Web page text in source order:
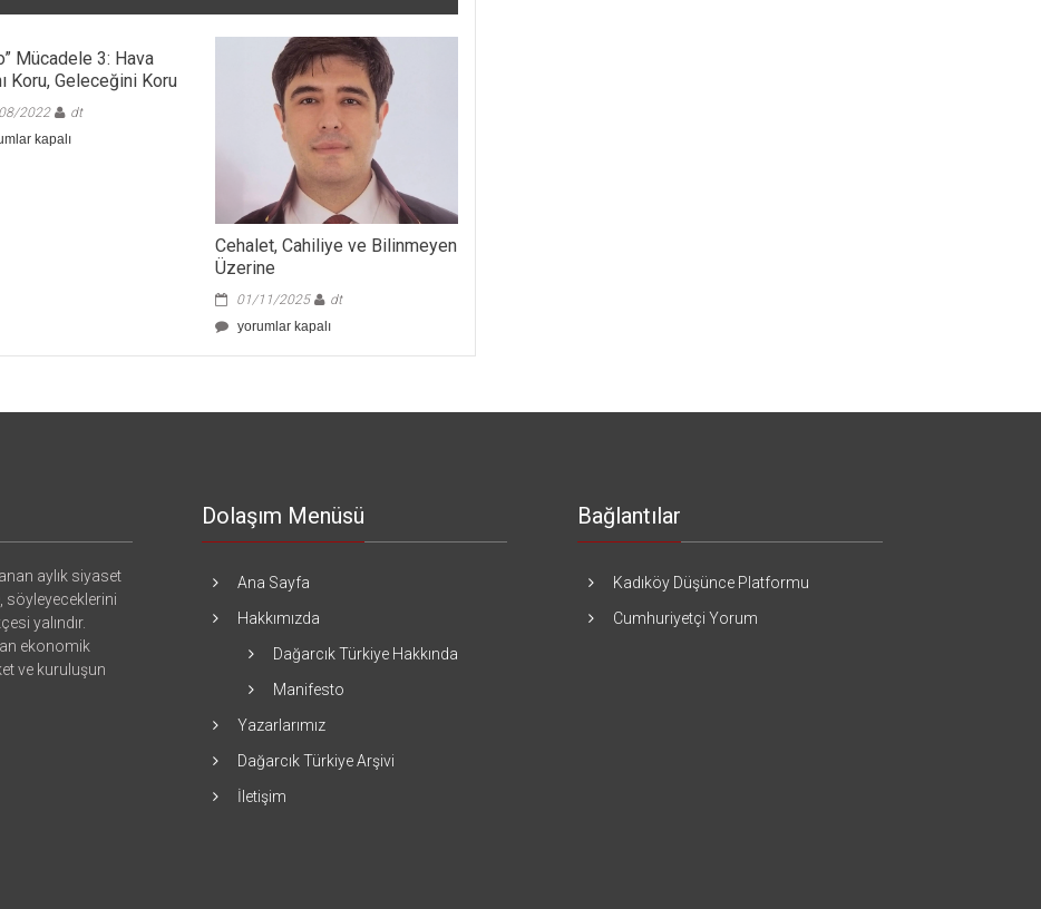
Mücadele 3: Hava
Koru, Geleceğini Koru
2022
dt
kapalı
Cehalet, Cahiliye ve Bilinmeyen
Üzerine
01/11/2025
dt
Cehalet,
yorumlar kapalı
aylık siyaset
söyleyeceklerini
yalındır.
ekonomik
ve kuruluşun
Dolaşım Menüsü
Ana Sayfa
Hakkımızda
Dağarcık Türkiye Hakkında
Manifesto
Yazarlarımız
Dağarcık Türkiye Arşivi
İletişim
Bağlantılar
Kadıköy Düşünce Platformu
Cumhuriyetçi Yorum